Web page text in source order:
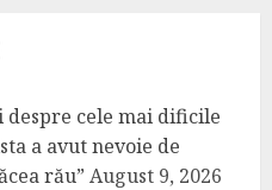
cele mai dificile
a avut nevoie de
rău” August 9, 2026